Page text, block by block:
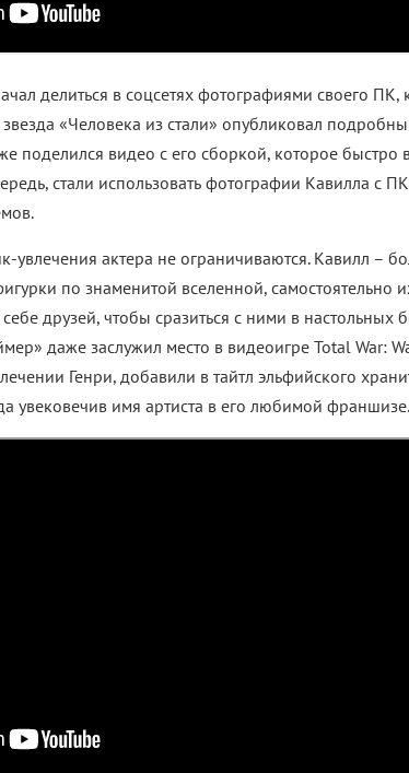
делиться в соцсетях фотографиями своего
«Человека из стали» опубликовал
поделился видео с его сборкой, которое быстро
стали использовать фотографии Кавилла с
увлечения актера не ограничиваются. Кавилл –
по знаменитой вселенной, самостоятельно
друзей, чтобы сразиться с ними в настольных
даже заслужил место в видеоигре Total War:
Генри, добавили в тайтл эльфийского
увековечив имя артиста в его любимой франшизе.